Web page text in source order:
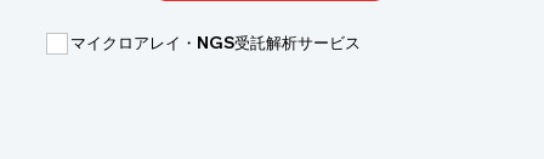
【導入の効果】
マイクロアレイ・NGS受託解析サービス